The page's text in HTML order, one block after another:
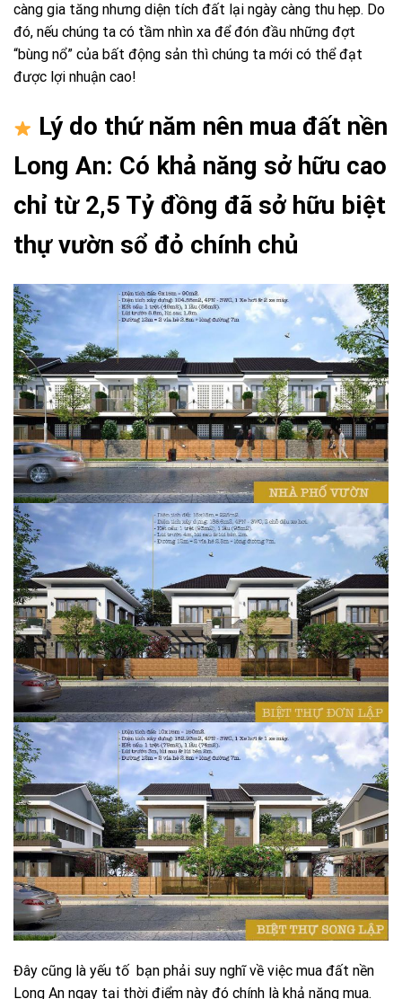
càng gia tăng nhưng diện tích đất lại ngày càng thu hẹp. Do
đó, nếu chúng ta có tầm nhìn xa để đón đầu những đợt
“bùng nổ” của bất động sản thì chúng ta mới có thể đạt
được lợi nhuận cao!
Lý do thứ năm nên mua đất nền
Long An: Có khả năng sở hữu cao
chỉ từ 2,5 Tỷ đồng đã sở hữu biệt
thự vườn sổ đỏ chính chủ
Đây cũng là yếu tố bạn phải suy nghĩ về việc mua đất nền
Long An ngay tại thời điểm này đó chính là khả năng mua.